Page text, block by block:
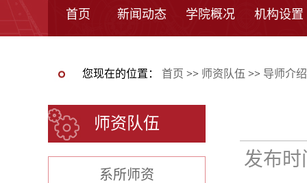
首页 新闻动态 学院概况 机构设置
您现在的位置： 首页 >> 师资队伍 >> 导师介绍
师资队伍
系所师资
发布